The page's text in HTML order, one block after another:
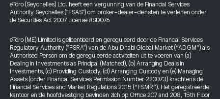
eToro (Seychelles) Ltd. heeft een vergunning van de Financial Services
Authority Seychelles ("FSAS") om broker-dealer-diensten te verlenen onder
de Securities Act 2007 License #SD076
eToro (ME) Limited is gelicentieerd en gereguleerd door de Financial Services
Regulatory Authority ("FSRA") van de Abu Dhabi Global Market (“ADGM”) als
Authorised Person om de gereguleerde activiteiten uit te voeren van (a)
Dealing in Investments as Principal (Matched), (b) Arranging Deals in
Investments, (c) Providing Custody, (d) Arranging Custody en (e) Managing
Assets (onder Financial Services Permission Number 220073) krachtens de
Financial Services and Market Regulations 2015 (“FSMR”). Het geregistreerde
kantoor en de hoofdvestiging bevinden zich op Office 207 and 208, 15th Floor